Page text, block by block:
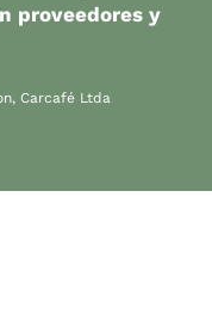
proveedores y
Carcafé Ltda